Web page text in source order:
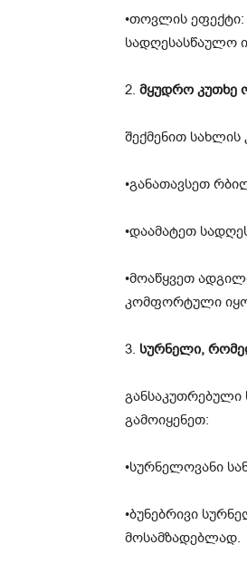
•თოვლის
სადღესასწაულო
2. მყუდრო კუთხე
შექმენით
•განათავსეთ
•დაამატეთ
•მოაწყვეთ
კომფორტული
3. სურნელი,
განსაკუთრებული
გამოიყენეთ:
•სურნელოვანი
•ბუნებრივი
მოსამზადებლად.